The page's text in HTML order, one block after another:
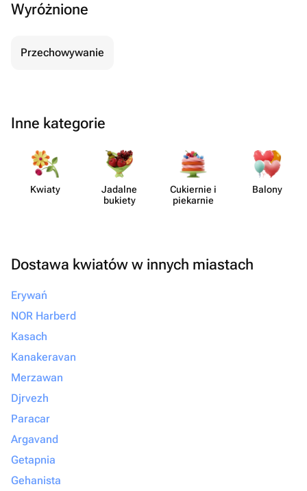
Wyróżnione
Przechowywanie
Inne kategorie
Kwiaty
Jadalne
bukiety
Cukiernie i
piekarnie
Balony
Dostawa kwiatów w innych miastach
Erywań
NOR Harberd
Kasach
Kanakeravan
Merzawan
Djrvezh
Paracar
Argavand
Getapnia
Gehanista